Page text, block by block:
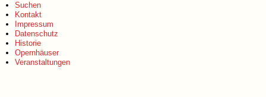
Suchen
Kontakt
Impressum
Datenschutz
Historie
Opernhäuser
Veranstaltungen